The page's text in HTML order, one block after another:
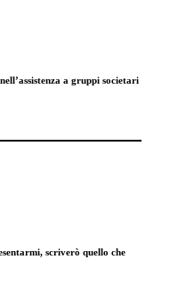
a gruppi societari
scriverò quello che